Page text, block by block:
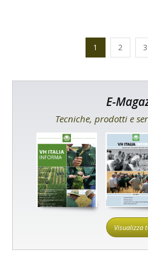
1 2 3
E-
Tecniche, prodotti e
Visualizza